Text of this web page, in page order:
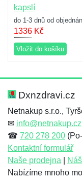
kapslí
do 1-3 dnů od
1336 Kč
Vložit do košíku
Dxnzdravi.cz
Netnakup s.r.o.,
✉ info@netnakup.cz
☎ 720 278 200
Kontaktní formulář
Naše prodejna
Nabízíme mnoho